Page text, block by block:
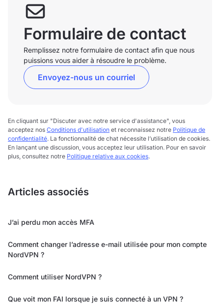
Formulaire de contact
Remplissez notre formulaire de contact afin que nous
puissions vous aider à résoudre le problème.
Envoyez-nous un courriel
En cliquant sur "Discuter avec notre service d'assistance", vous
acceptez nos Conditions d'utilisation et reconnaissez notre Politique de
confidentialité. La fonctionnalité de chat nécessite l’utilisation de cookies.
En lançant une discussion, vous acceptez leur utilisation. Pour en savoir
plus, consultez notre Politique relative aux cookies.
Articles associés
J’ai perdu mon accès MFA
Comment changer l’adresse e-mail utilisée pour mon compte
NordVPN ?
Comment utiliser NordVPN ?
Que voit mon FAI lorsque je suis connecté à un VPN ?